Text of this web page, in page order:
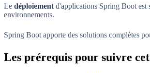
Le déploiement d'applications Spring Boot est
environnements.
Spring Boot apporte des solutions complètes
Les prérequis pour suivre